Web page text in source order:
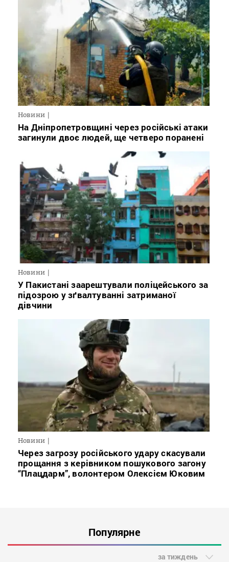
Новини
На Дніпропетровщині через російські атаки
загинули двоє людей, ще четверо поранені
Новини
У Пакистані заарештували поліцейського за
підозрою у зґвалтуванні затриманої
дівчини
Новини
Через загрозу російського удару скасували
прощання з керівником пошукового загону
“Плацдарм”, волонтером Олексієм Юковим
Популярне
за тиждень